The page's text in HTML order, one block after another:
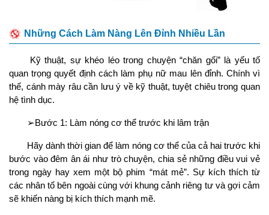
Những Cách Làm Nàng Lên Đỉnh Nhiều Lần
Kỹ thuật, sự khéo léo trong chuyện “chăn gối” là yếu tố
quan trọng quyết định cách làm phụ nữ mau lên đỉnh. Chính vì
thế, cánh mày râu cần lưu ý về kỹ thuật, tuyệt chiêu trong quan
hệ tình dục.
➢Bước 1: Làm nóng cơ thể trước khi lâm trận
Hãy dành thời gian để làm nóng cơ thể của cả hai trước khi
bước vào đêm ân ái như trò chuyện, chia sẻ những điều vui vẻ
trong ngày hay xem một bộ phim “mát mẻ”. Sự kích thích từ
các nhân tố bên ngoài cùng với khung cảnh riêng tư và gợi cảm
sẽ khiến nàng bị kích thích mạnh mẽ.